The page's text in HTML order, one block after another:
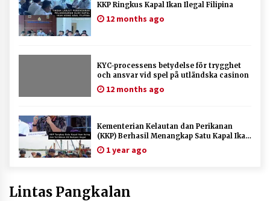
KKP Ringkus Kapal Ikan Ilegal Filipina
12 months ago
KYC-processens betydelse för trygghet
och ansvar vid spel på utländska casinon
12 months ago
Kementerian Kelautan dan Perikanan
(KKP) Berhasil Menangkap Satu Kapal Ikan
Asing dan Menertibkan 20 Rumpon ilegal
1 year ago
Lintas Pangkalan